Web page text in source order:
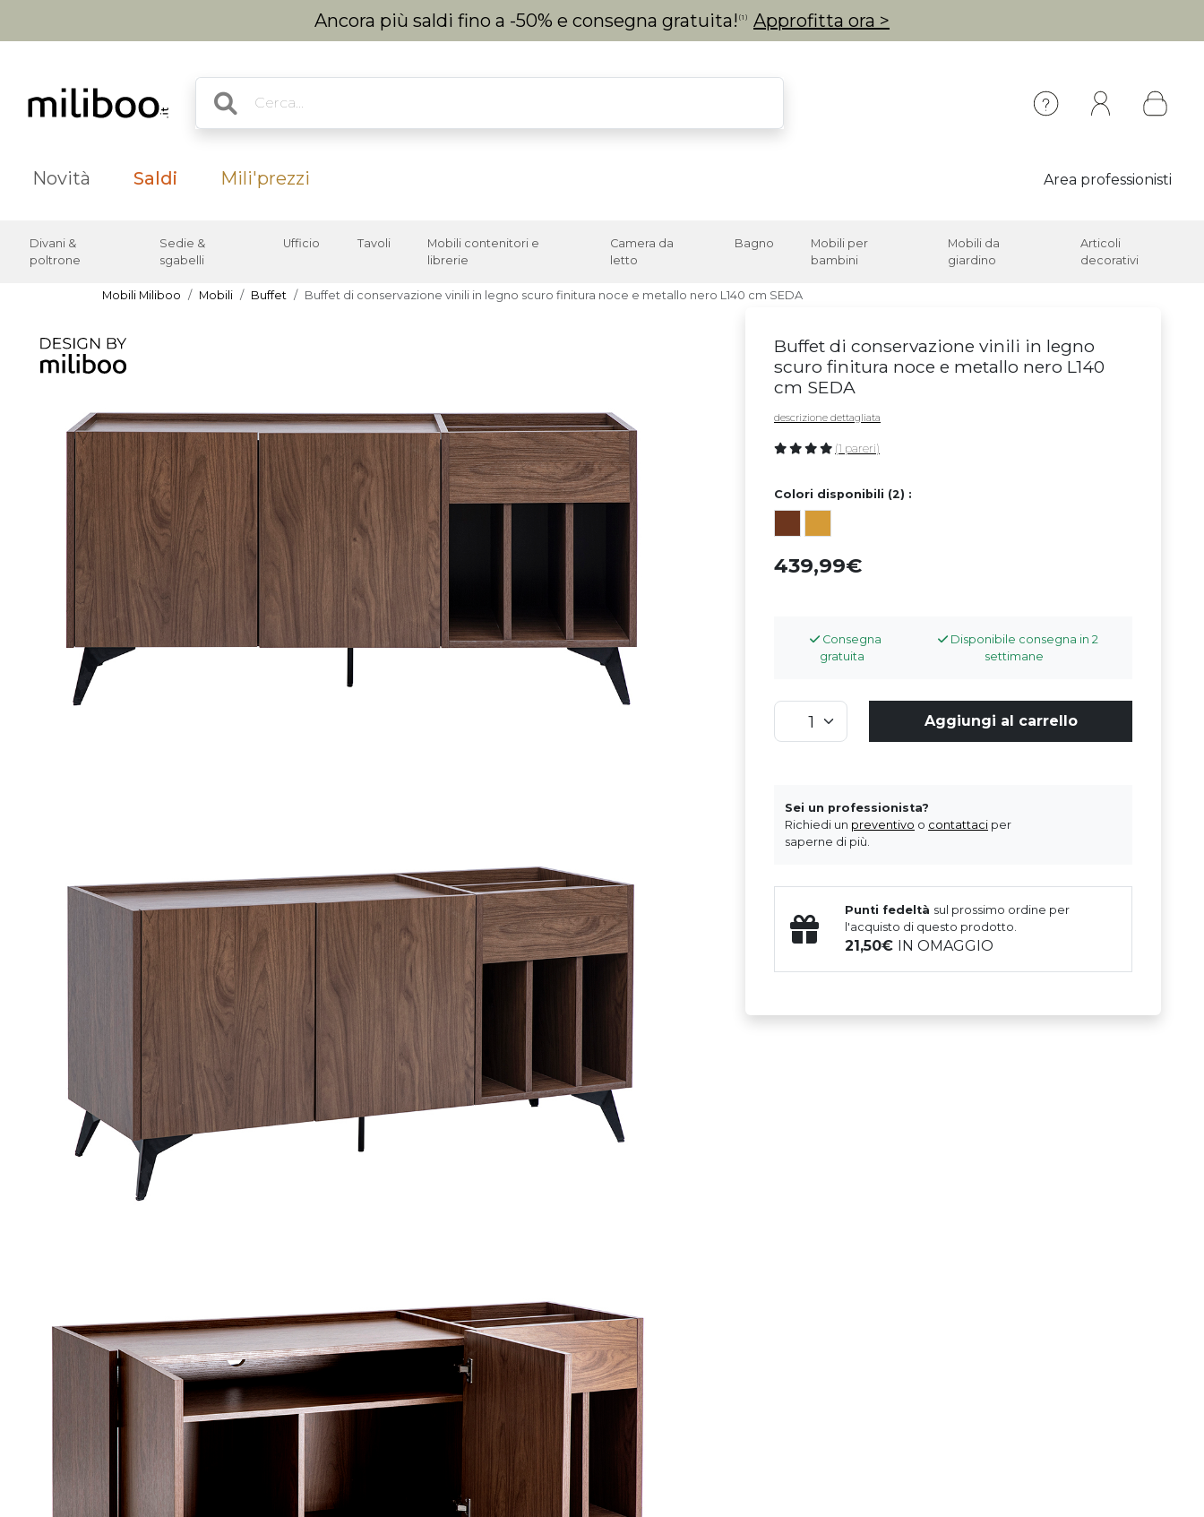
Ancora più saldi fino a -50% e consegna gratuita! (1) Approfitta ora >
Novità Saldi Mili'prezzi Area professionisti
Divani &
poltrone
Sedie &
sgabelli
Ufficio Tavoli
Mobili contenitori e
librerie
Camera da
letto
Bagno
Mobili per
bambini
Mobili da
giardino
Articoli
decorativi
Mobili Miliboo Mobili Buffet Buffet di conservazione vinili in legno scuro finitura noce e metallo nero L140 cm SEDA
Buffet di conservazione vinili in legno
scuro finitura noce e metallo nero L140
cm SEDA
descrizione dettagliata
(1 pareri)
Colori disponibili (2) :
439,99
Consegna
gratuita
Disponibile consegna in 2
settimane
Aggiungi al carrello
Sei un professionista?
Richiedi un preventivo o contattaci per
saperne di più.
Punti fedeltà sul prossimo ordine per
l'acquisto di questo prodotto.
21,50 IN OMAGGIO